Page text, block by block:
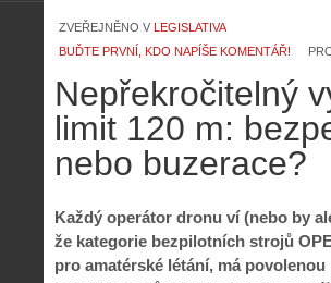
ZVEŘEJNĚNO V LEGISLATIVA
BUĎTE PRVNÍ, KDO NAPÍŠE KOMENTÁŘ!
Nepřekročitelný
limit 120 m:
nebo buzerace?
Každý operátor dronu ví (nebo by
že kategorie bezpilotních strojů
pro amatérské létání, má